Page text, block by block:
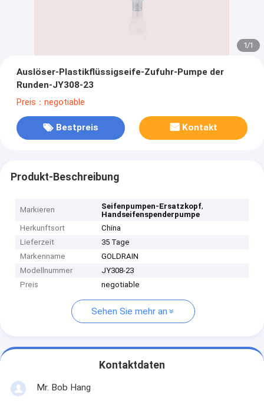
1/1
Auslöser-Plastikflüssigseife-Zufuhr-Pumpe der
Runden-JY308-23
Preis：negotiable
Bestpreis Kontakt
Produkt-Beschreibung
Markieren Seifenpumpen-Ersatzkopf,
Handseifenspenderpumpe
Herkunftsort
China
Lieferzeit
35 Tage
Markenname
GOLDRAIN
Modellnummer
JY308-23
Preis
negotiable
Sehen Sie mehr an
Kontaktdaten
Mr. Bob Hang